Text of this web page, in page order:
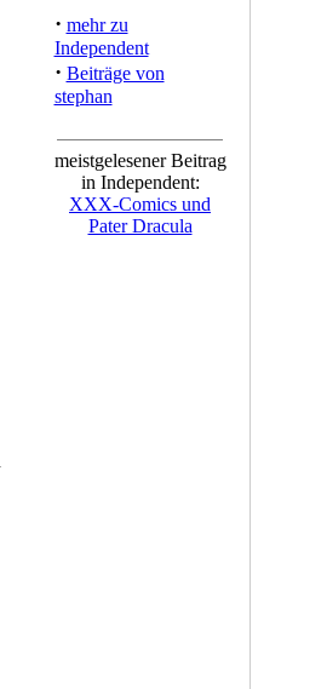
· mehr zu
Independent
· Beiträge von
stephan
meistgelesener Beitrag
in Independent:
XXX-Comics und
Pater Dracula